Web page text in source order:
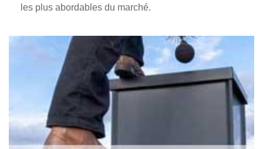
les plus abordables du marché.